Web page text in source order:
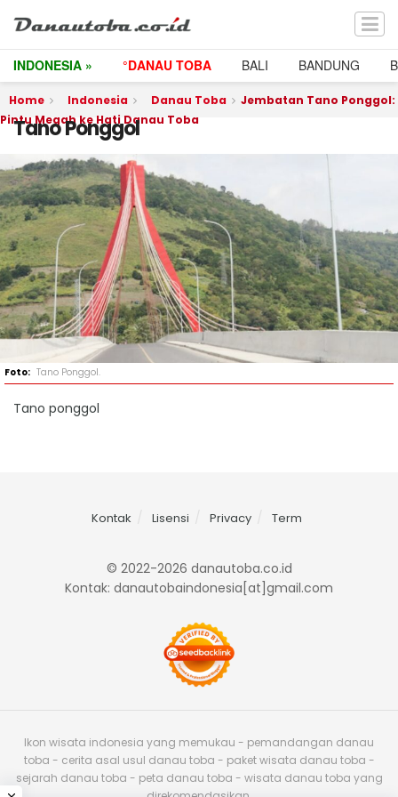
INDONESIA » °DANAU TOBA BALI BANDUNG
Home Indonesia Danau Toba
Jembatan Tano Ponggol:
Pintu Megah ke Hati Danau Toba
Tano Ponggol
Tano Ponggol.
Tano ponggol
Kontak Lisensi Privacy Term
© 2022-2026 danautoba.co.id
Kontak: danautobaindonesia[at]gmail.com
Ikon wisata indonesia yang memukau - pemandangan danau
toba - cerita asal usul danau toba - paket wisata danau toba -
sejarah danau toba - peta danau toba - wisata danau toba yang